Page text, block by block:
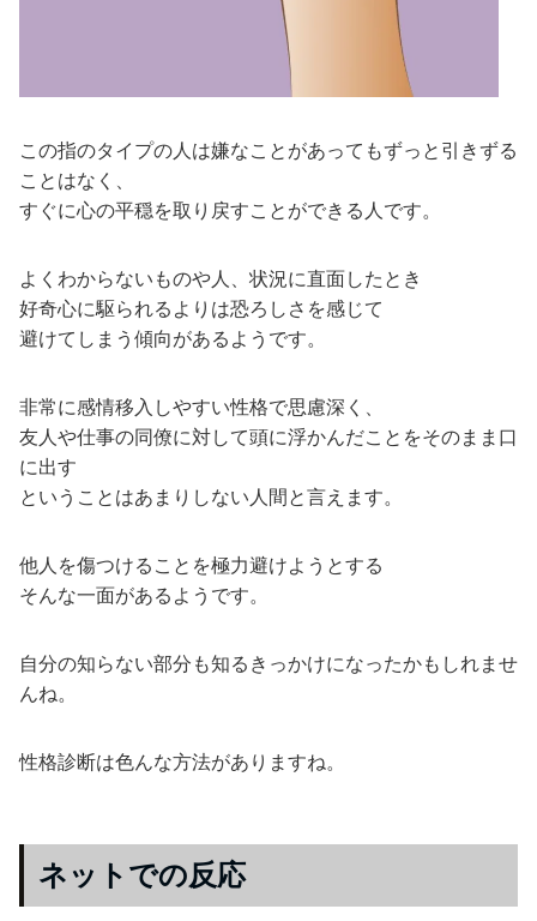
この指のタイプの人は嫌なことがあってもずっと引きずる
ことはなく、
すぐに心の平穏を取り戻すことができる人です。
よくわからないものや人、状況に直面したとき
好奇心に駆られるよりは恐ろしさを感じて
避けてしまう傾向があるようです。
非常に感情移入しやすい性格で思慮深く、
友人や仕事の同僚に対して頭に浮かんだことをそのまま口
に出す
ということはあまりしない人間と言えます。
他人を傷つけることを極力避けようとする
そんな一面があるようです。
自分の知らない部分も知るきっかけになったかもしれませ
んね。
性格診断は色んな方法がありますね。
ネットでの反応